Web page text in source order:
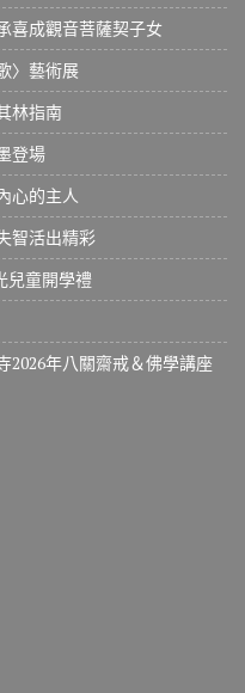
喜成觀音菩薩契子女
〉藝術展
林指南
登場
心的主人
智活出精彩
兒童開學禮
2026年八關齋戒＆佛學講座